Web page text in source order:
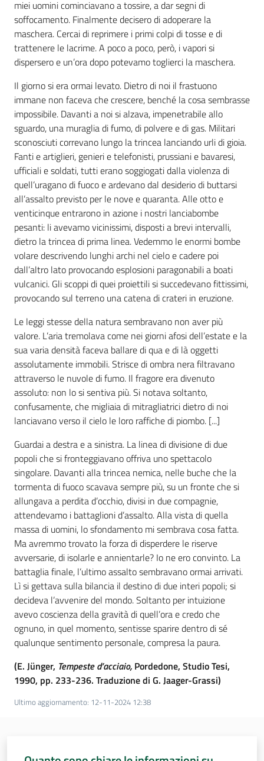
miei uomini cominciavano a tossire, a dar segni di
soffocamento. Finalmente decisero di adoperare la
maschera. Cercai di reprimere i primi colpi di tosse e di
trattenere le lacrime. A poco a poco, però, i vapori si
dispersero e un’ora dopo potevamo toglierci la maschera.
Il giorno si era ormai levato. Dietro di noi il frastuono
immane non faceva che crescere, benché la cosa sembrasse
impossibile. Davanti a noi si alzava, impenetrabile allo
sguardo, una muraglia di fumo, di polvere e di gas. Militari
sconosciuti correvano lungo la trincea lanciando urli di gioia.
Fanti e artiglieri, genieri e telefonisti, prussiani e bavaresi,
ufficiali e soldati, tutti erano soggiogati dalla violenza di
quell’uragano di fuoco e ardevano dal desiderio di buttarsi
all’assalto previsto per le nove e quaranta. Alle otto e
venticinque entrarono in azione i nostri lanciabombe
pesanti: li avevamo vicinissimi, disposti a brevi intervalli,
dietro la trincea di prima linea. Vedemmo le enormi bombe
volare descrivendo lunghi archi nel cielo e cadere poi
dall’altro lato provocando esplosioni paragonabili a boati
vulcanici. Gli scoppi di quei proiettili si succedevano fittissimi,
provocando sul terreno una catena di crateri in eruzione.
Le leggi stesse della natura sembravano non aver più
valore. L’aria tremolava come nei giorni afosi dell’estate e la
sua varia densità faceva ballare di qua e di là oggetti
assolutamente immobili. Strisce di ombra nera filtravano
attraverso le nuvole di fumo. Il fragore era divenuto
assoluto: non lo si sentiva più. Si notava soltanto,
confusamente, che migliaia di mitragliatrici dietro di noi
lanciavano verso il cielo le loro raffiche di piombo. [...]
Guardai a destra e a sinistra. La linea di divisione di due
popoli che si fronteggiavano offriva uno spettacolo
singolare. Davanti alla trincea nemica, nelle buche che la
tormenta di fuoco scavava sempre più, su un fronte che si
allungava a perdita d’occhio, divisi in due compagnie,
attendevamo i battaglioni d’assalto. Alla vista di quella
massa di uomini, lo sfondamento mi sembrava cosa fatta.
Ma avremmo trovato la forza di disperdere le riserve
avversarie, di isolarle e annientarle? Io ne ero convinto. La
battaglia finale, l’ultimo assalto sembravano ormai arrivati.
Lì si gettava sulla bilancia il destino di due interi popoli; si
decideva l’avvenire del mondo. Soltanto per intuizione
avevo coscienza della gravità di quell’ora e credo che
ognuno, in quel momento, sentisse sparire dentro di sé
qualunque sentimento personale, compresa la paura.
(E. Jünger, Tempeste d’acciaio, Pordedone, Studio Tesi,
1990, pp. 233-236. Traduzione di G. Jaager-Grassi)
Ultimo aggiornamento: 12-11-2024 12:38